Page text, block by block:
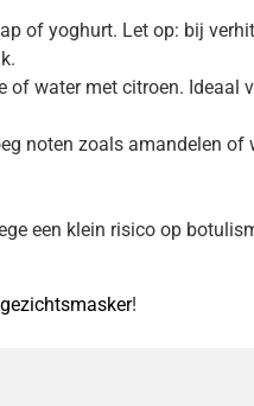
of yoghurt. Let op: bij
of water met citroen. Ideaal
noten zoals amandelen of
een klein risico op
gezichtsmasker!